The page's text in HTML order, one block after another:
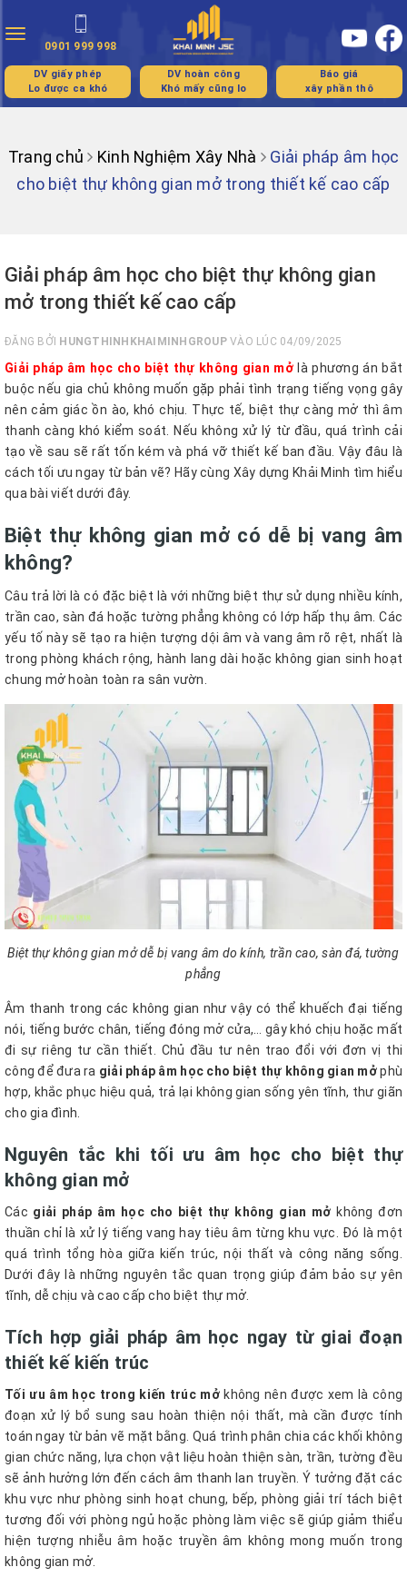
Toggle
navigation
0901 999 998
DV giấy phép
Lo được ca khó
DV hoàn công
Khó mấy cũng lo
Báo giá
xây phần thô
Trang chủ Kinh Nghiệm Xây Nhà
Giải pháp âm học
cho biệt thự không gian mở trong thiết kế cao cấp
Giải pháp âm học cho biệt thự không gian
mở trong thiết kế cao cấp
ĐĂNG BỞI HUNGTHINHKHAIMINHGROUPVÀO LÚC 04/09/2025
Giải pháp âm học cho biệt thự không gian mởlà phương án bắt
buộc nếu gia chủ không muốn gặp phải tình trạng tiếng vọng gây
nên cảm giác ồn ào, khó chịu. Thực tế, biệt thự càng mở thì âm
thanh càng khó kiểm soát. Nếu không xử lý từ đầu, quá trình cải
tạo về sau sẽ rất tốn kém và phá vỡ thiết kế ban đầu. Vậy đâu là
cách tối ưu ngay từ bản vẽ? Hãy cùng Xây dựng Khải Minh tìm hiểu
qua bài viết dưới đây.
Biệt thự không gian mở có dễ bị vang âm
không?
Câu trả lời là có đặc biệt là với những biệt thự sử dụng nhiều kính,
trần cao, sàn đá hoặc tường phẳng không có lớp hấp thụ âm. Các
yếu tố này sẽ tạo ra hiện tượng dội âm và vang âm rõ rệt, nhất là
trong phòng khách rộng, hành lang dài hoặc không gian sinh hoạt
chung mở hoàn toàn ra sân vườn.
Biệt thự không gian mở dễ bị vang âm do kính, trần cao, sàn đá, tường
phẳng
Âm thanh trong các không gian như vậy có thể khuếch đại tiếng
nói, tiếng bước chân, tiếng đóng mở cửa,… gây khó chịu hoặc mất
đi sự riêng tư cần thiết. Chủ đầu tư nên trao đổi với đơn vị thi
công để đưa ra giải pháp âm học cho biệt thự không gian mởphù
hợp, khắc phục hiệu quả, trả lại không gian sống yên tĩnh, thư giãn
cho gia đình.
Nguyên tắc khi tối ưu âm học cho biệt thự
không gian mở
Các giải pháp âm học cho biệt thự không gian mở không đơn
thuần chỉ là xử lý tiếng vang hay tiêu âm từng khu vực. Đó là một
quá trình tổng hòa giữa kiến trúc, nội thất và công năng sống.
Dưới đây là những nguyên tắc quan trọng giúp đảm bảo sự yên
tĩnh, dễ chịu và cao cấp cho biệt thự mở.
Tích hợp giải pháp âm học ngay từ giai đoạn
thiết kế kiến trúc
Tối ưu âm học trong kiến trúc mởkhông nên được xem là công
đoạn xử lý bổ sung sau hoàn thiện nội thất, mà cần được tính
toán ngay từ bản vẽ mặt bằng. Quá trình phân chia các khối không
gian chức năng, lựa chọn vật liệu hoàn thiện sàn, trần, tường đều
sẽ ảnh hưởng lớn đến cách âm thanh lan truyền. Ý tưởng đặt các
khu vực như phòng sinh hoạt chung, bếp, phòng giải trí tách biệt
tương đối với phòng ngủ hoặc phòng làm việc sẽ giúp giảm thiểu
hiện tượng nhiễu âm hoặc truyền âm không mong muốn trong
không gian mở.